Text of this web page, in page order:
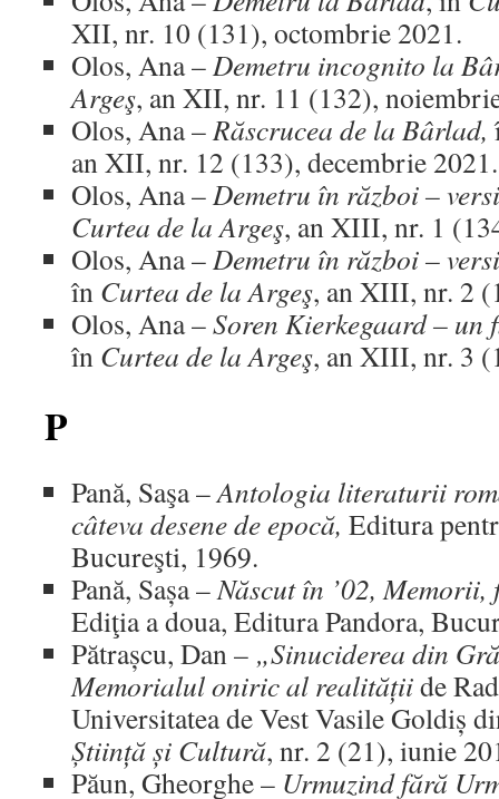
XII, nr. 10 (131), octombrie 2021.
Olos, Ana –Demetru incognito la
Argeş, an XII, nr. 11 (132),
Olos, Ana –Răscrucea de la Bârlad,
an XII, nr. 12 (133), decembrie 2021.
Olos, Ana –Demetru în război –
Curtea de la Argeş, an XIII, nr. 1
Olos, Ana –Demetru în război –
în Curtea de la Argeş, an XIII, nr. 2
Olos, Ana –Soren Kierkegaard – un
în Curtea de la Argeş, an XIII, nr. 3
P
Pană, Saşa –Antologia literaturii
câteva desene de epocă, Editura
Bucureşti, 1969.
Pană, Sașa –Născut în ’02,
Ediţia a doua, Editura Pandora,
Pătrașcu, Dan – „Sinuciderea din
Memorialul oniric al realitățiide
Universitatea de Vest Vasile Goldiș
Știință și Cultură, nr. 2 (21), iunie
Păun, Gheorghe – Urmuzind fără